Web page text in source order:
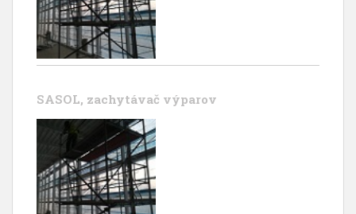
SASOL, zachytávač výparov